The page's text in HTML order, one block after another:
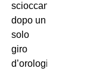
scioccante:
dopo un
solo
giro
d’orologio,